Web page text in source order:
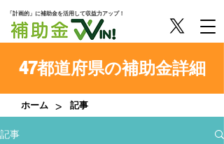
「計画的」に補助金を活用して収益力アップ！
47都道府県の補助金詳細
ホーム > 記事
記事